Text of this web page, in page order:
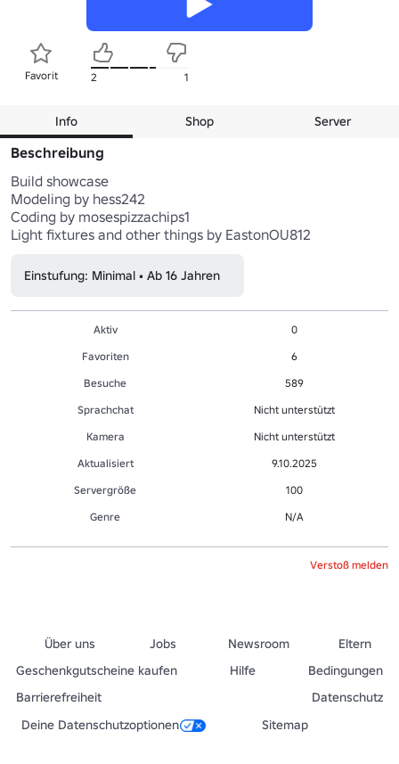
Favorit 2 1
Info Shop Server
Beschreibung
Build showcase
Modeling by hess242
Coding by mosespizzachips1
Einstufung: Minimal • Ab 16 Jahren
Aktiv
0
Favoriten
6
Besuche
589
Sprachchat
Nicht unterstützt
Kamera
Nicht unterstützt
Aktualisiert
9.10.2025
Servergröße
100
Genre
N/A
Verstoß melden
Über uns Jobs Newsroom
Eltern
Geschenkgutscheine kaufen
Hilfe
Bedingungen
Barrierefreiheit
Datenschutz
Deine Datenschutzoptionen
Sitemap